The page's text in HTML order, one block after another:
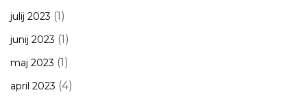
julij 2023 (1)
junij 2023 (1)
maj 2023 (1)
april 2023 (4)